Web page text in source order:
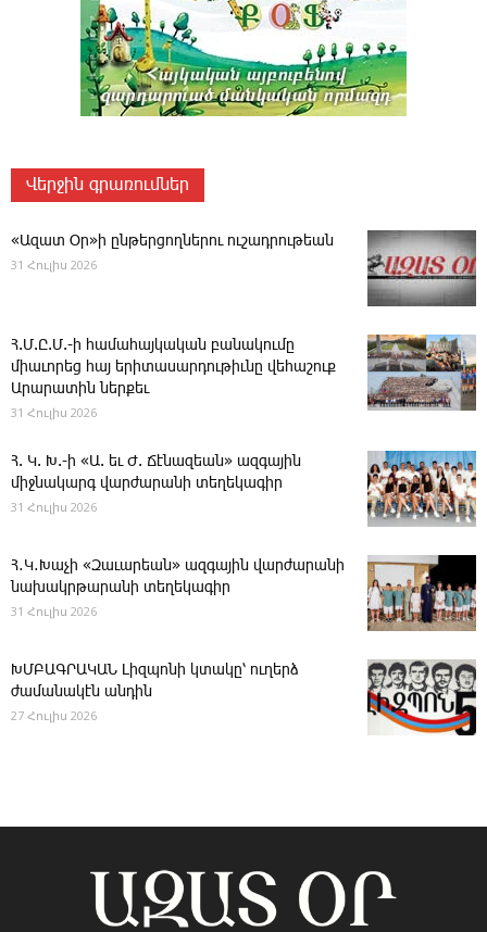
Վերջին գրառումներ
«Ազատ Օր»ի ընթերցողներու ուշադրութեան
31 Հուլիս 2026
Հ.Մ.Ը.Մ.-ի համահայկական բանակումը
միաւորեց հայ երիտասարդութիւնը վեհաշուք
Արարատին ներքեւ
31 Հուլիս 2026
Հ. Կ. Խ.-ի «Ա. եւ Ժ. ­Ճէնազեան» ազգային
միջնակարգ վարժարանի տեղեկագիր
31 Հուլիս 2026
Հ․Կ․Խաչի «Զաւարեան» ազգային վարժարանի
նախակրթարանի տեղեկագիր
31 Հուլիս 2026
ԽՄԲԱԳՐԱԿԱՆ ­Լիզպոնի կտակը՝ ուղերձ
ժամանակէն անդին
27 Հուլիս 2026